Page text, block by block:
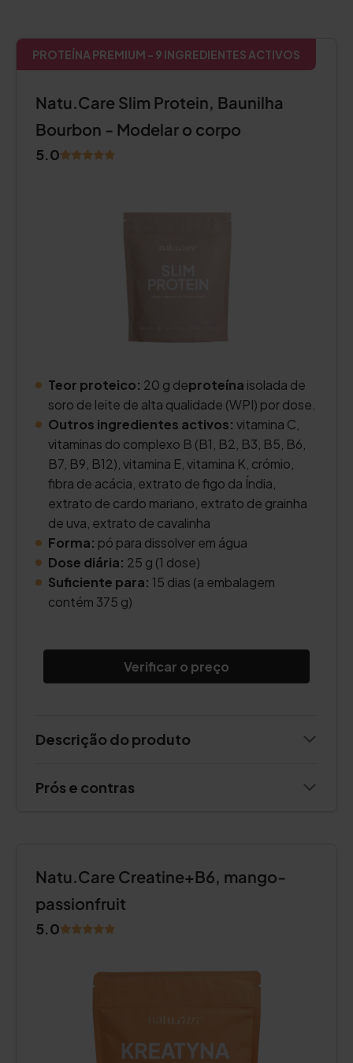
PROTEÍNA PREMIUM - 9 INGREDIENTES ACTIVOS
Natu.Care Slim Protein, Baunilha
Bourbon - Modelar o corpo
5.0
Teor proteico: 20 g deproteína isolada de
soro de leite de alta qualidade (WPI) por dose.
Outros ingredientes activos: vitamina C,
vitaminas do complexo B (B1, B2, B3, B5, B6,
B7, B9, B12), vitamina E, vitamina K, crómio,
fibra de acácia, extrato de figo da Índia,
extrato de cardo mariano, extrato de grainha
de uva, extrato de cavalinha
Forma: pó para dissolver em água
Dose diária: 25 g (1 dose)
Suficiente para: 15 dias (a embalagem
contém 375 g)
Verificar o preço
Descrição do produto
Prós e contras
Natu.Care Creatine+B6, mango-
passionfruit
5.0